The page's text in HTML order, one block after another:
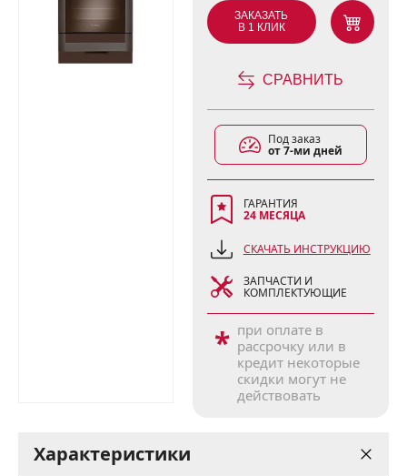
ЗАКАЗАТЬ
В 1 КЛИК
СРАВНИТЬ
Под заказ
от 7-ми дней
ГАРАНТИЯ
24 МЕСЯЦА
СКАЧАТЬ ИНСТРУКЦИЮ
ЗАПЧАСТИ И
КОМПЛЕКТУЮЩИЕ
* при оплате в
рассрочку или в
кредит некоторые
скидки могут не
действовать
Характеристики